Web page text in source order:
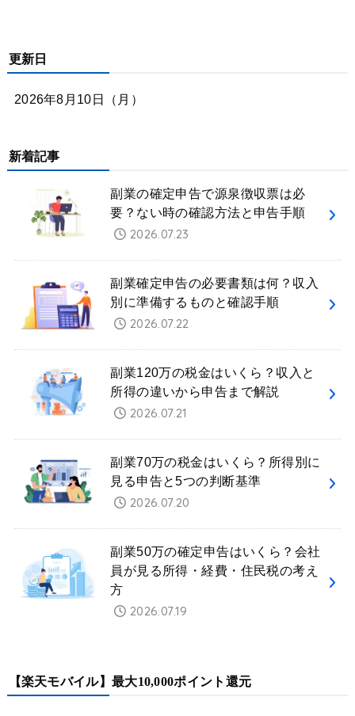
更新日
2026年8月10日（月）
新着記事
副業の確定申告で源泉徴収票は必
要？ない時の確認方法と申告手順
2026.07.23
副業確定申告の必要書類は何？収入
別に準備するものと確認手順
2026.07.22
副業120万の税金はいくら？収入と
所得の違いから申告まで解説
2026.07.21
副業70万の税金はいくら？所得別に
見る申告と5つの判断基準
2026.07.20
副業50万の確定申告はいくら？会社
員が見る所得・経費・住民税の考え
方
2026.07.19
【楽天モバイル】最大10,000ポイント還元